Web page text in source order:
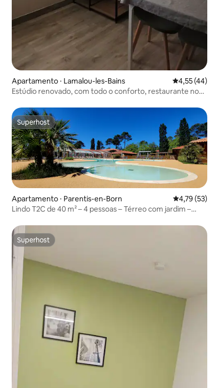
Apartamento ⋅ Lamalou-les-Bains 4,55 de uma
4,55 (44)
Estúdio renovado, com todo o conforto, restaurante no
Superhost
Superhost
Apartamento ⋅ Parentis-en-Born 4,79 de uma
4,79 (53)
Lindo T2C de 40 m² – 4 pessoas – Térreo com jardim –
Superhost
Superhost